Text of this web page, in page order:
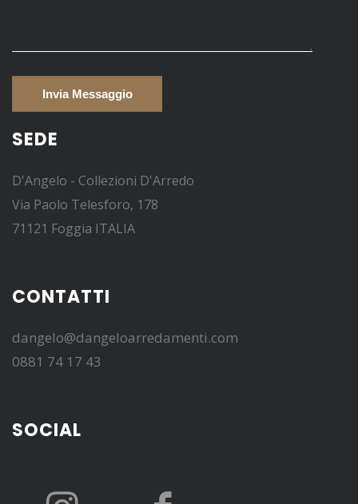
SEDE
D'Angelo - Collezioni D'Arredo
Via Paolo Telesforo, 178
71121 Foggia ITALIA
CONTATTI
dangelo@dangeloarredamenti.com
0881 74 17 43
SOCIAL